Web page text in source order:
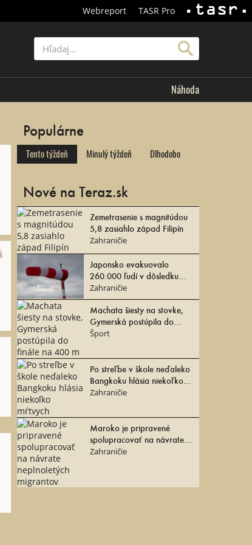
Webreport
TASR Pro
Náhoda
Populárne
Tento týždeň Minulý týždeň Dlhodobo
Nové na Teraz.sk
Zemetrasenie s magnitúdou
5,8 zasiahlo západ Filipín
Zahraničie
Japonsko evakuovalo
260.000 ľudí v dôsledku
prichádzajúceho tajfúnu
Zahraničie
Machata šiesty na stovke,
Gymerská postúpila do
finále na 400 m
Šport
Po streľbe v škole neďaleko
Bangkoku hlásia niekoľko
mŕtvych
Zahraničie
Maroko je pripravené
spolupracovať na návrate
neplnoletých migrantov
Zahraničie